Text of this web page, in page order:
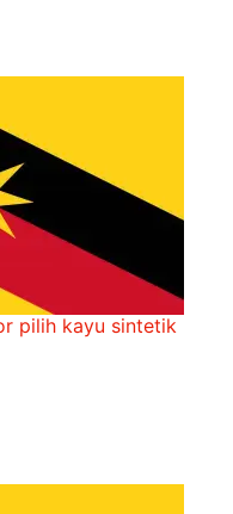
pilih kayu sintetik